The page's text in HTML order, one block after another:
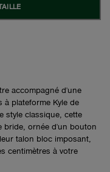
accompagné d'une
à plateforme Kyle de
style classique, cette
bride, ornée d'un bouton
talon bloc imposant,
centimètres à votre